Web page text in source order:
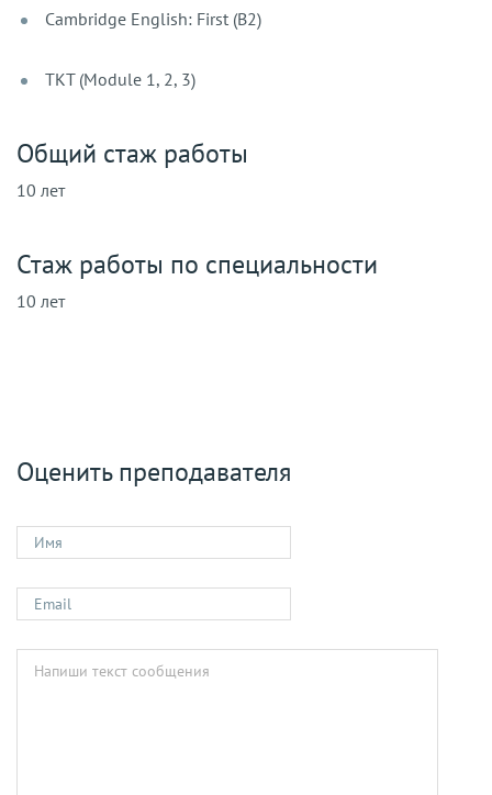
Cambridge English: First (B2)
ТКТ (Module 1, 2, 3)
Общий стаж работы
10 лет
Стаж работы по специальности
10 лет
Оценить преподавателя